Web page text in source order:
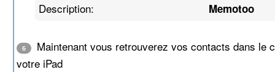
Description: Memotoo
6
Maintenant vous retrouverez vos contacts dans le
votre iPad